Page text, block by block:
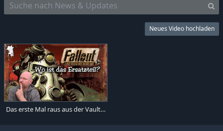
Neues Video hochladen
Das erste Mal raus aus der Vault: Fallout (1997)